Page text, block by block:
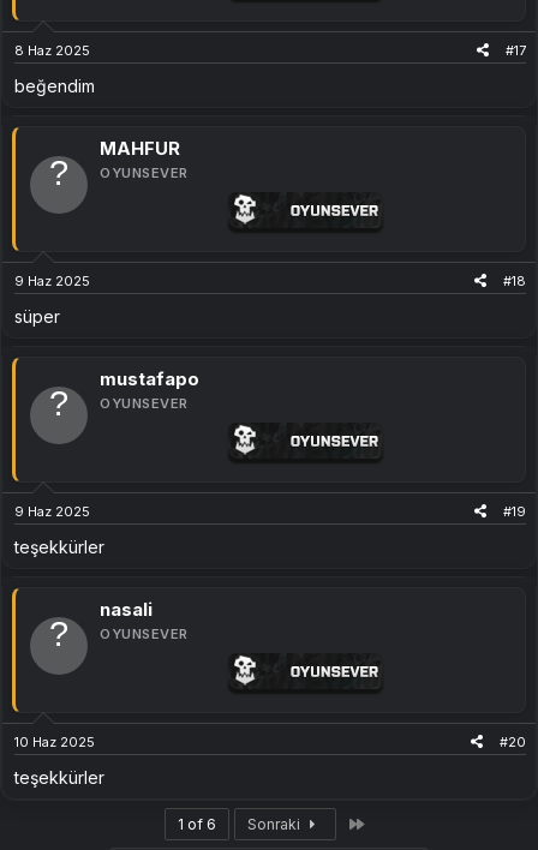
Crack / Korsan dahilTÜM SÜRÜMLERile uyumludur
İçerisindeki .pak dosyasını şu klasöre kopyalayın:
Kurulumdan önce Paks klasörünüzü yedeklemeniz önerilir
Türkçe karakter desteği (Ç, Ş, Ğ, Ü, Ö, İ) mevcuttur
Seslendirmeler orijinal kalır, sadece metinler çevrilmiştir
Görüş ve önerilerinizi konu altına yazabilirsiniz. Geri bildiriminiz,
çeviriyi geliştirmemize yardımcı olacaktır.​
8 Haz 2025 #17
beğendim
MAHFUR
OYUNSEVER
9 Haz 2025 #18
süper
mustafapo
OYUNSEVER
9 Haz 2025 #19
teşekkürler
nasali
OYUNSEVER
10 Haz 2025 #20
teşekkürler
1 of 6 Sonraki Son